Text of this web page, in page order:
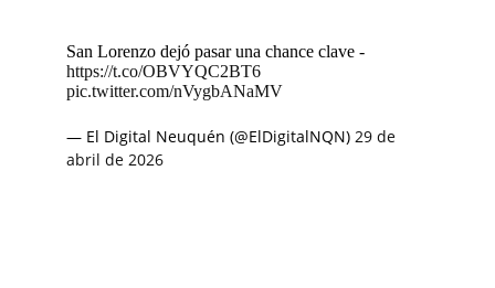
San Lorenzo dejó pasar una chance clave -
https://t.co/OBVYQC2BT6
pic.twitter.com/nVygbANaMV
— El Digital Neuquén (@ElDigitalNQN) 29 de
abril de 2026